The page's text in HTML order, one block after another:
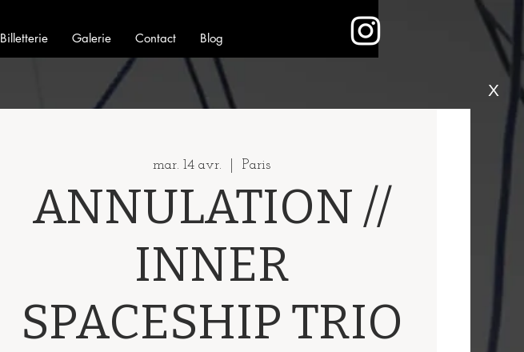
Billetterie Galerie Contact Blog
X
mar. 14 avr. Paris
ANNULATION //
INNER
SPACESHIP TRIO